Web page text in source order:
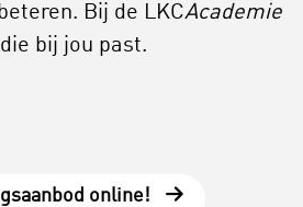
Bij de LKCAcademie
bij jou past.
online!